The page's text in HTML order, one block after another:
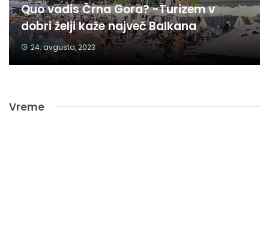
Quo vadis Črna Gora? -Turizem v
dobri želji kaže največ Balkana
24. avgusta, 2023
Vreme